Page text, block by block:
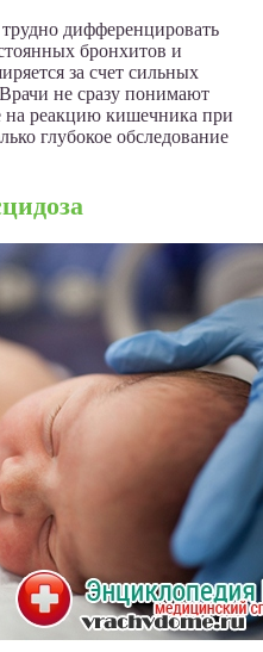
дифференцировать
бронхитов и
за счет сильных
не сразу понимают
реакцию кишечника при
глубокое обследование